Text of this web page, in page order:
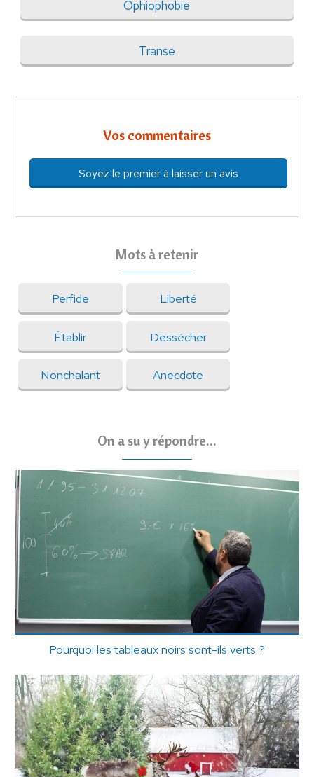
Ophiophobie
Transe
Vos commentaires
Soyez le premier à laisser un avis
Mots à retenir
Perfide Liberté
Établir Dessécher
Nonchalant Anecdote
On a su y répondre...
Pourquoi les tableaux noirs sont-ils verts ?